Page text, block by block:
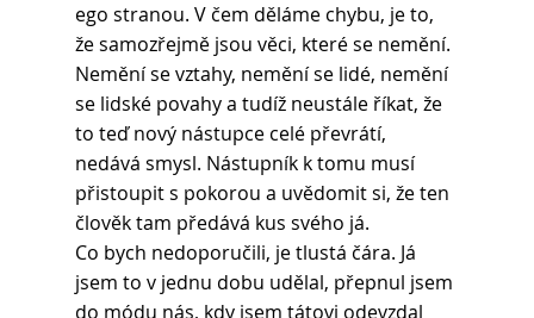
ego stranou. V čem děláme chybu, je to,
že samozřejmě jsou věci, které se nemění.
Nemění se vztahy, nemění se lidé, nemění
se lidské povahy a tudíž neustále říkat, že
to teď nový nástupce celé převrátí,
nedává smysl. Nástupník k tomu musí
přistoupit s pokorou a uvědomit si, že ten
člověk tam předává kus svého já.
Co bych nedoporučili, je tlustá čára. Já
jsem to v jednu dobu udělal, přepnul jsem
do módu nás, kdy jsem tátovi odevzdal